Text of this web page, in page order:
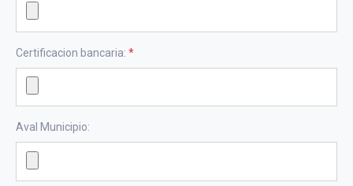
Certificacion bancaria: *
Aval Municipio: